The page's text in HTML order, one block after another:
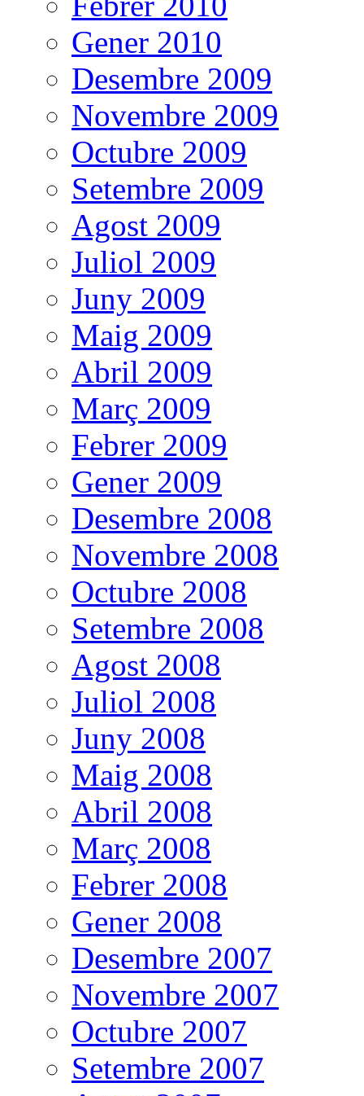
Gener 2010
Desembre 2009
Novembre 2009
Octubre 2009
Setembre 2009
Agost 2009
Juliol 2009
Juny 2009
Maig 2009
Abril 2009
Març 2009
Febrer 2009
Gener 2009
Desembre 2008
Novembre 2008
Octubre 2008
Setembre 2008
Agost 2008
Juliol 2008
Juny 2008
Maig 2008
Abril 2008
Març 2008
Febrer 2008
Gener 2008
Desembre 2007
Novembre 2007
Octubre 2007
Setembre 2007